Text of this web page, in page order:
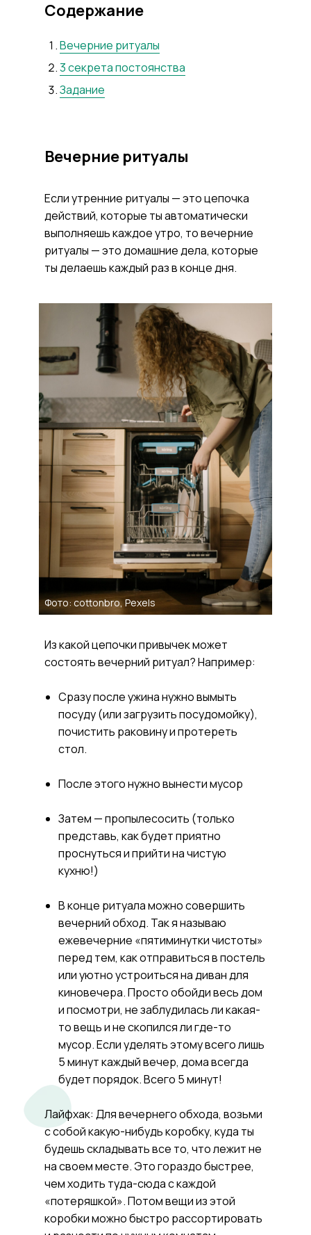
Вечерние ритуалы
3 секрета постоянства
Задание
Содержание
Если утренние ритуалы — это цепочка
действий, которые ты автоматически
выполняешь каждое утро, то вечерние
ритуалы — это домашние дела, которые
ты делаешь каждый раз в конце дня.
Вечерние ритуалы
Фото: cottonbro, Pexels
Из какой цепочки привычек может
состоять вечерний ритуал? Например:
Сразу после ужина нужно вымыть
посуду (или загрузить посудомойку),
почистить раковину и протереть
стол.
После этого нужно вынести мусор
Затем — пропылесосить (только
представь, как будет приятно
проснуться и прийти на чистую
кухню!)
В конце ритуала можно совершить
вечерний обход. Так я называю
ежевечерние «пятиминутки чистоты»
перед тем, как отправиться в постель
или уютно устроиться на диван для
киновечера. Просто обойди весь дом
и посмотри, не заблудилась ли какая-
то вещь и не скопился ли где-то
мусор. Если уделять этому всего лишь
5 минут каждый вечер, дома всегда
будет порядок. Всего 5 минут!
Лайфхак: Для вечернего обхода, возьми
с собой какую-нибудь коробку, куда ты
будешь складывать все то, что лежит не
на своем месте. Это гораздо быстрее,
чем ходить туда-сюда с каждой
«потеряшкой». Потом вещи из этой
коробки можно быстро рассортировать